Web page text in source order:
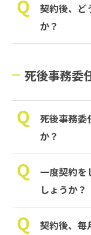
契約後、ど
か？
死後事務委
死後事務委
か？
一度契約を
しょうか？
契約後、毎